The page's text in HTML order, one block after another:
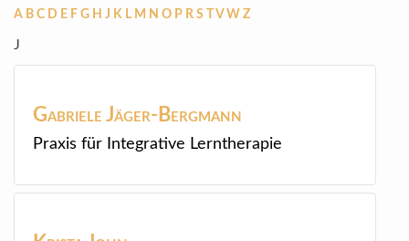
A B C D E F G H J K L M N O P R S TV W Z
J
Gabriele Jäger-Bergmann
Praxis für Integrative Lerntherapie